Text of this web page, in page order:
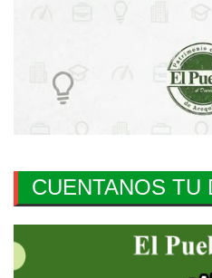
CUENTANOS TU